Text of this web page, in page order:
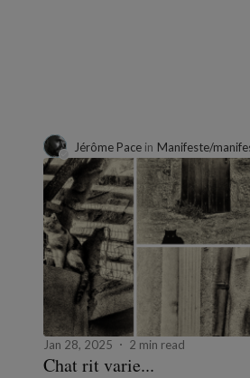
Jérôme Pace in Manifeste/
Jan 28, 2025 2 min read
Chat rit varie...